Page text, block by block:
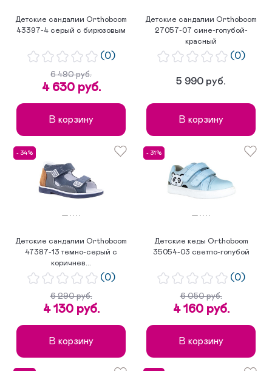
Детские сандалии Orthoboom
43397-4 серый с бирюзовым
(0)
6 490 руб.
4 630 руб.
В корзину
Детские сандалии Orthoboom
27057-07 сине-голубой-
красный
(0)
5 990 руб.
В корзину
- 34%
Детские сандалии Orthoboom
47387-13 темно-серый с
коричнев...
(0)
6 290 руб.
4 130 руб.
В корзину
- 31%
Детские кеды Orthoboom
35054-03 светло-голубой
(0)
6 050 руб.
4 160 руб.
В корзину